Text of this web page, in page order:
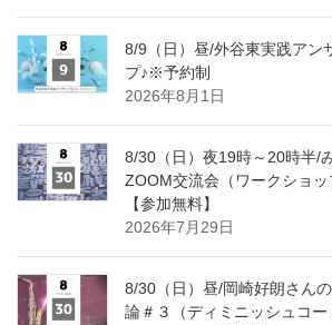
8/9（日）昼/外谷東実践アン
プ♪※予約制
2026年8月1日
8/30（日）夜19時～20時半/
ZOOM交流会（ワークショッ
【参加無料】
2026年7月29日
8/30（日）昼/岡崎好朗さん
論＃３（ディミニッシュコ